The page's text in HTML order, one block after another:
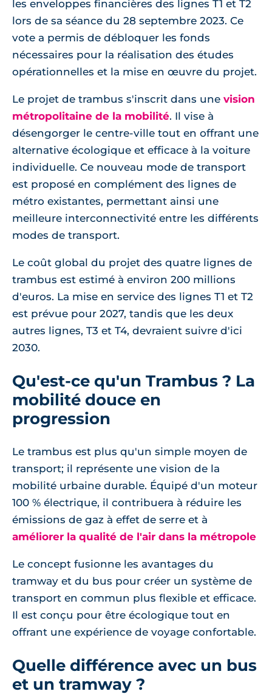
les enveloppes financières des lignes T1 et T2
lors de sa séance du 28 septembre 2023. Ce
vote a permis de débloquer les fonds
nécessaires pour la réalisation des études
opérationnelles et la mise en œuvre du projet.
Le projet de trambus s'inscrit dans une vision
métropolitaine de la mobilité. Il vise à
désengorger le centre-ville tout en offrant une
alternative écologique et efficace à la voiture
individuelle. Ce nouveau mode de transport
est proposé en complément des lignes de
métro existantes, permettant ainsi une
meilleure interconnectivité entre les différents
modes de transport.
Le coût global du projet des quatre lignes de
trambus est estimé à environ 200 millions
d'euros. La mise en service des lignes T1 et T2
est prévue pour 2027, tandis que les deux
autres lignes, T3 et T4, devraient suivre d'ici
2030.
Qu'est-ce qu'un Trambus ? La
mobilité douce en
progression
Le trambus est plus qu'un simple moyen de
transport; il représente une vision de la
mobilité urbaine durable. Équipé d'un moteur
100 % électrique, il contribuera à réduire les
émissions de gaz à effet de serre et à
améliorer la qualité de l'air dans la métropole
Le concept fusionne les avantages du
tramway et du bus pour créer un système de
transport en commun plus flexible et efficace.
Il est conçu pour être écologique tout en
offrant une expérience de voyage confortable.
Quelle différence avec un bus
et un tramway ?